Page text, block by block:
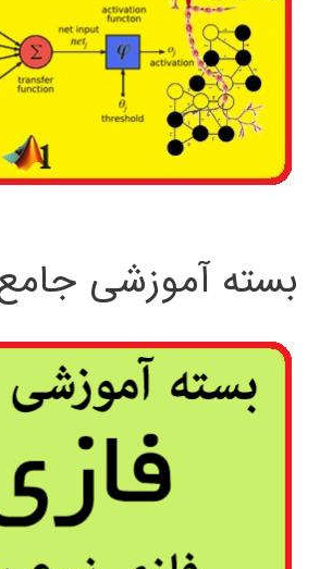
بسته آموزشی